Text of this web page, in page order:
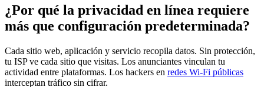
¿Por qué la privacidad en línea requiere
más que configuración predeterminada?
Cada sitio web, aplicación y servicio recopila datos. Sin protección,
tu ISP ve cada sitio que visitas. Los anunciantes vinculan tu
actividad entre plataformas. Los hackers en redes Wi-Fi públicas
interceptan tráfico sin cifrar.